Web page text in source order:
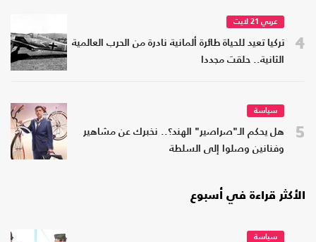
4
عربي 21 لايت
تركيا تعيد للحياة طائرة ألمانية نادرة من الحرب العالمية
الثانية.. حلقت مجددا
5
سياسة
هل يحكم الـ"صراصير" الهند؟.. نخبرك عن مشاهير
وفنانين وصلوا إلى السلطة
الأكثر قراءة في أسبوع
سياسة